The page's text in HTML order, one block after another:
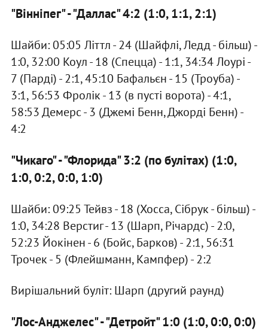
"Вінніпег" - "Даллас" 4:2 (1:0, 1:1, 2:1)
Шайби: 05:05 Літтл - 24 (Шайфлі, Ледд - більш) -
1:0, 32:00 Коул - 18 (Спецца) - 1:1, 34:34 Лоурі -
7 (Парді) - 2:1, 45:10 Бафальєн - 15 (Троуба) -
3:1, 56:53 Фролік - 13 (в пусті ворота) - 4:1,
58:53 Демерс - 3 (Джемі Бенн, Джорді Бенн) -
4:2
"Чикаго" - "Флорида" 3:2 (по булітах) (1:0,
1:0, 0:2, 0:0, 1:0)
Шайби: 09:25 Тейвз - 18 (Хосса, Сібрук - більш) -
1:0, 34:28 Верстиг - 13 (Шарп, Річардс) - 2:0,
52:23 Йокінен - 6 (Бойс, Барков) - 2:1, 56:31
Трочек - 5 (Флейшманн, Кампфер) - 2:2
Вирішальний буліт: Шарп (другий раунд)
"Лос-Анджелес" - "Детройт" 1:0 (1:0, 0:0, 0:0)